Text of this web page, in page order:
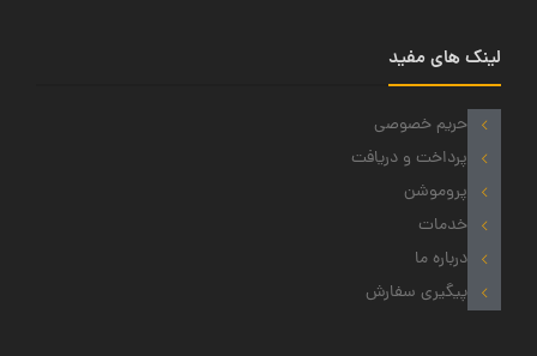
لینک های مفید
حریم خصوصی
پرداخت و دریافت
پروموشن
خدمات
درباره ما
پیگیری سفارش